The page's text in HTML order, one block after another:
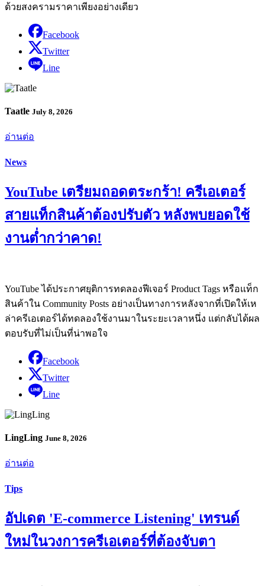
ด้วยสงครามราคาเพียงอย่างเดียว
Facebook
Twitter
Line
Taatle July 8, 2026
อ่านต่อ
News
YouTube เตรียมถอดตระกร้า! ครีเอเตอร์
สายแท็กสินค้าต้องปรับตัว หลังพบยอดใช้
งานต่ำกว่าคาด!
YouTube ได้ประกาศยุติการทดลองฟีเจอร์ Product Tags หรือแท็ก
สินค้าใน Community Posts อย่างเป็นทางการหลังจากที่เปิดให้เห
ล่าครีเอเตอร์ได้ทดลองใช้งานมาในระยะเวลาหนึ่ง แต่กลับได้ผล
ตอบรับที่ไม่เป็นที่น่าพอใจ
Facebook
Twitter
Line
LingLing June 8, 2026
อ่านต่อ
Tips
อัปเดต 'E-commerce Listening' เทรนด์
ใหม่ในวงการครีเอเตอร์ที่ต้องจับตา